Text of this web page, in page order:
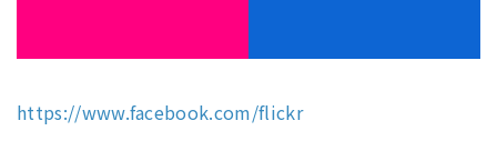
https://www.facebook.com/flickr